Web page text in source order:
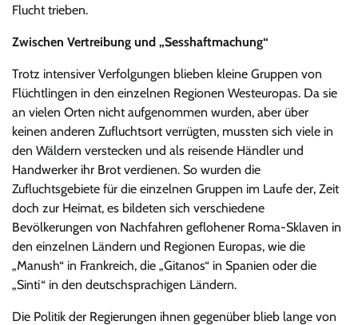
Flucht trieben.
Zwischen Vertreibung und „Sesshaftmachung“
Trotz intensiver Verfolgungen blieben kleine Gruppen von
Flüchtlingen in den einzelnen Regionen Westeuropas. Da sie
an vielen Orten nicht aufgenommen wurden, aber über
keinen anderen Zufluchtsort verrügten, mussten sich viele in
den Wäldern verstecken und als reisende Händler und
Handwerker ihr Brot verdienen. So wurden die
Zufluchtsgebiete für die einzelnen Gruppen im Laufe der, Zeit
doch zur Heimat, es bildeten sich verschiedene
Bevölkerungen von Nachfahren geflohener Roma-Sklaven in
den einzelnen Ländern und Regionen Europas, wie die
„Manush“ in Frankreich, die „Gitanos“ in Spanien oder die
„Sinti“ in den deutschsprachigen Ländern.
Die Politik der Regierungen ihnen gegenüber blieb lange von